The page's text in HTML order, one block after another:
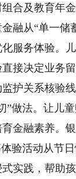
合及教育年
融从“单一储
务体验。儿
接决定业务
护关系核验
”做法。让儿
融素养。银
验活动从节
实践，帮助